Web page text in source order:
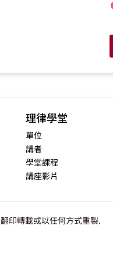
理律學堂
單位
講者
學堂課程
講座影片
印轉載或以任何方式重製.